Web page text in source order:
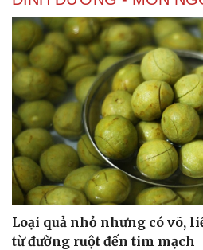
Loại quả nhỏ nhưng có võ,
từ đường ruột đến tim mạch